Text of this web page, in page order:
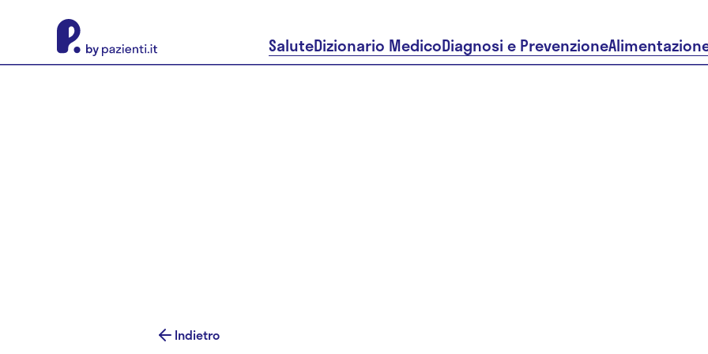
SaluteDizionario MedicoDiagnosi e Prevenzione
Indietro